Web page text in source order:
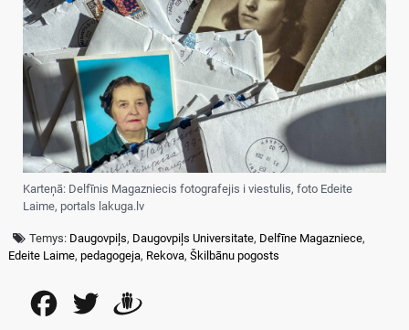
Karteņā: Delfīnis Magazniecis fotografejis i viestulis, foto Edeite
Laime, portals lakuga.lv
Temys: Daugovpiļs, Daugovpiļs Universitate, Delfīne Magazniece,
Edeite Laime, pedagogeja, Rekova, Škilbānu pogosts
FacebookTwitter